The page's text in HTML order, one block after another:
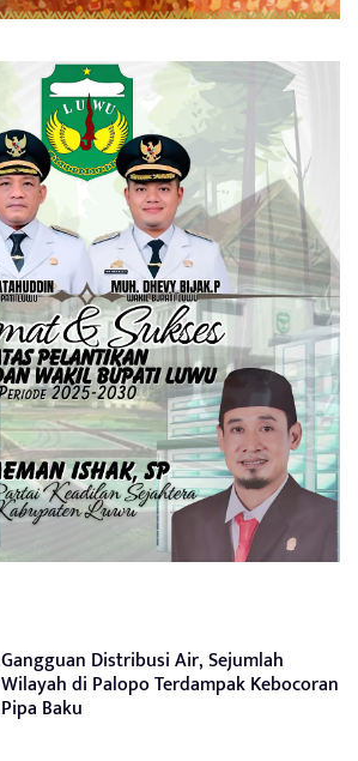
Gangguan Distribusi Air, Sejumlah
Wilayah di Palopo Terdampak Kebocoran
Pipa Baku